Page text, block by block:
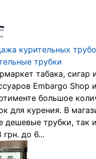
курительных
трубки
табака, сигар
Embargo Shop
большое
для курения. В
дешевые трубки, так
грн. до 6...